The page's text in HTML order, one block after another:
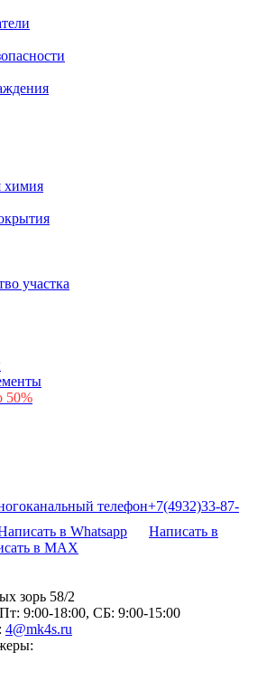
химия
участка
50%
телефон+7(4932)33-87-
в Whatsapp
Написать в
в MAX
зорь 58/2
9:00-18:00, СБ: 9:00-15:00
4@mk4s.ru